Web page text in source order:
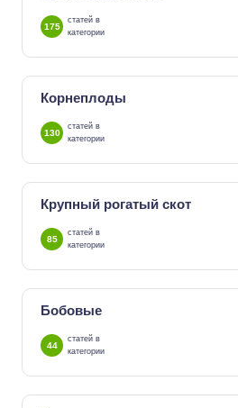
175
статей в
категории
Корнеплоды
130
статей в
категории
Крупный рогатый скот
85
статей в
категории
Бобовые
44
статей в
категории